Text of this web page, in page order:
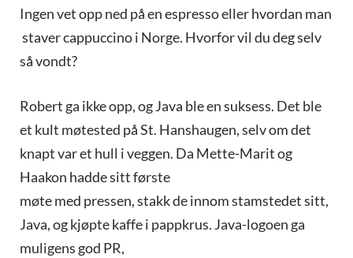
Ingen vet opp ned på en espresso eller hvordan man
staver cappuccino i Norge. Hvorfor vil du deg selv
så vondt?
Robert ga ikke opp, og Java ble en suksess. Det ble
et kult møtested på St. Hanshaugen, selv om det
knapt var et hull i veggen. Da Mette-Marit og
Haakon hadde sitt første
møte med pressen, stakk de innom stamstedet sitt,
Java, og kjøpte kaffe i pappkrus. Java-logoen ga
muligens god PR,